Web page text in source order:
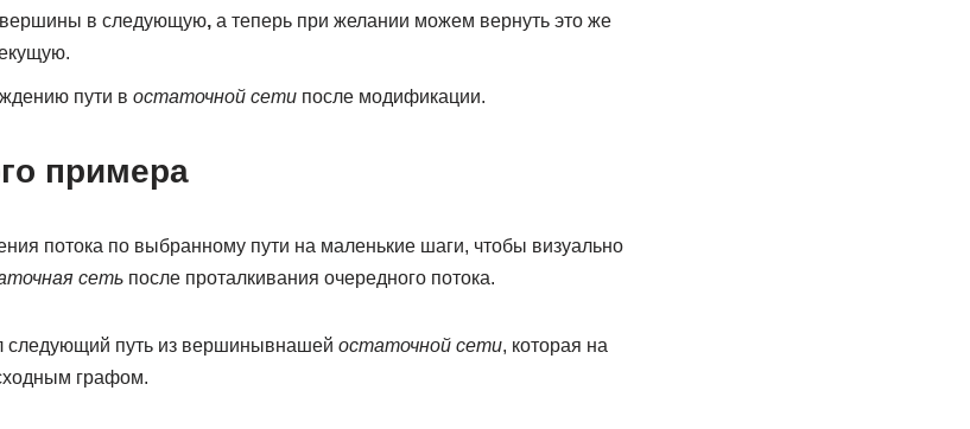
вершины в следующую,а теперь при желании можем вернуть это же
пути в остаточной сетипосле модификации.
примера
потока по выбранному пути на маленькие шаги, чтобы визуально
сетьпосле проталкивания очередного потока.
следующий путь из вершинывнашей остаточной сети, которая на
графом.